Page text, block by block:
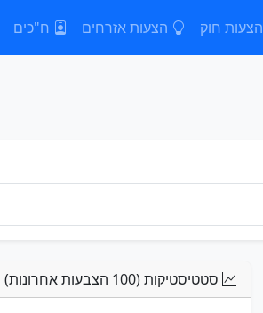
הצעות חוק הצעות אזרחים ח"כים
סטטיסטיקות (100 הצבעות אחרונות)